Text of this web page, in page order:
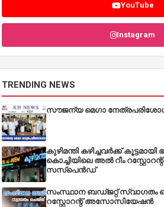
YouTube
Instagram
TRENDING NEWS
സൗജന്യ മെഗാ
കുഴിമന്തി കഴിച്ചവർക്ക്
കൊച്ചിയിലെ അൽ റീം
സസ്പെൻഡ്
സംസ്ഥാന ബഡ്‌ജറ്റ് സ്വാഗതം
റസ്റ്റോറന്റ് അസോസിയേഷൻ